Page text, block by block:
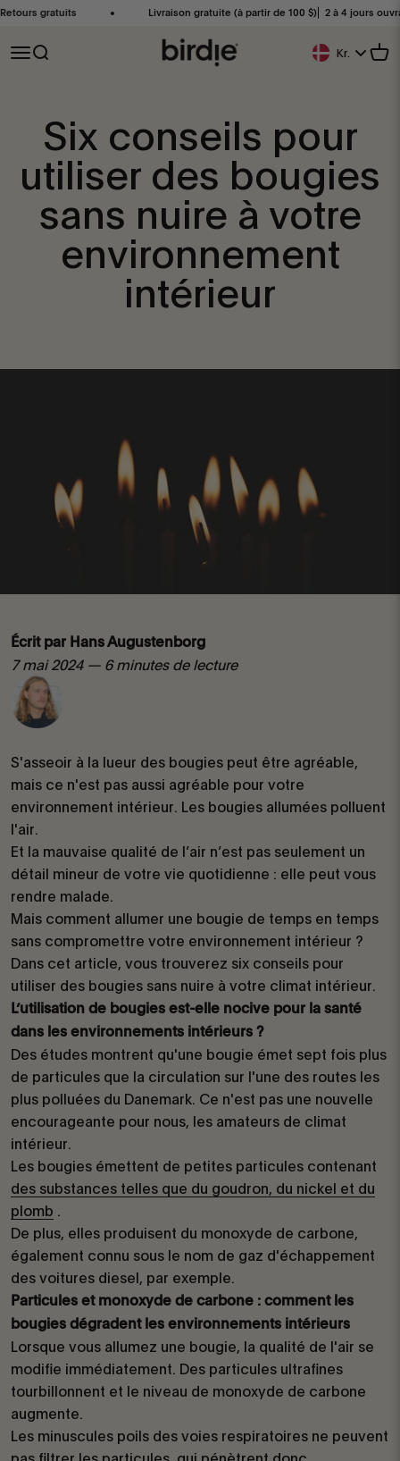
Passer au contenu
gratuits Livraison gratuite (à partir de 100 $)⎜ 2 à 4 jours
Ouvrir la navigation
Ouvrir la recherche Birdie Scandinavia ApS
Bouton De
Kr. Voir
Six conseils pour
utiliser des bougies
sans nuire à votre
environnement
intérieur
Écrit par Hans Augustenborg
7 mai 2024 — 6 minutes de lecture
S'asseoir à la lueur des bougies peut être agréable,
mais ce n'est pas aussi agréable pour votre
environnement intérieur. Les bougies allumées polluent
l'air.
Et la mauvaise qualité de l’air n’est pas seulement un
détail mineur de votre vie quotidienne : elle peut vous
rendre malade.
Mais comment allumer une bougie de temps en temps
sans compromettre votre environnement intérieur ?
Dans cet article, vous trouverez six conseils pour
utiliser des bougies sans nuire à votre climat intérieur.
L’utilisation de bougies est-elle nocive pour la santé
dans les environnements intérieurs ?
Des études montrent qu'une bougie émet sept fois plus
de particules que la circulation sur l'une des routes les
plus polluées du Danemark. Ce n'est pas une nouvelle
encourageante pour nous, les amateurs de climat
intérieur.
Les bougies émettent de petites particules contenant
des substances telles que du goudron, du nickel et du
plomb .
De plus, elles produisent du monoxyde de carbone,
également connu sous le nom de gaz d'échappement
des voitures diesel, par exemple.
Particules et monoxyde de carbone : comment les
bougies dégradent les environnements intérieurs
Lorsque vous allumez une bougie, la qualité de l'air se
modifie immédiatement. Des particules ultrafines
tourbillonnent et le niveau de monoxyde de carbone
augmente.
Les minuscules poils des voies respiratoires ne peuvent